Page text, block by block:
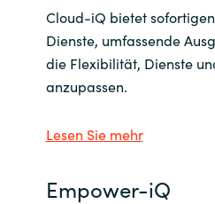
Cloud-iQ bietet
Dienste, umfassende
die Flexibilität, Dienste
anzupassen.
Lesen Sie mehr
Empower-iQ